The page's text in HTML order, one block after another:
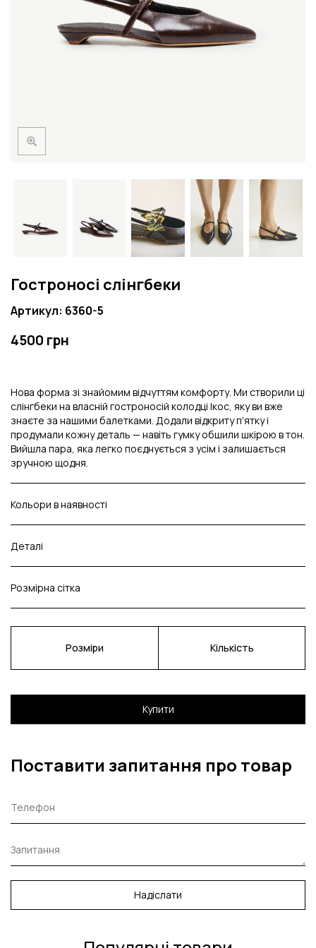
Гостроносі слінгбеки
Артикул: 6360-5
4500 грн
Нова форма зі знайомим відчуттям комфорту. Ми створили ці
слінгбеки на власній гостроносій колодці Ікос, яку ви вже
знаєте за нашими балетками. Додали відкриту пʼятку і
продумали кожну деталь — навіть гумку обшили шкірою в тон.
Вийшла пара, яка легко поєднується з усім і залишається
зручною щодня.
Кольори в наявності
Деталі
Розмірна сітка
Розміри Кількість
Купити
Поставити запитання про товар
Надіслати